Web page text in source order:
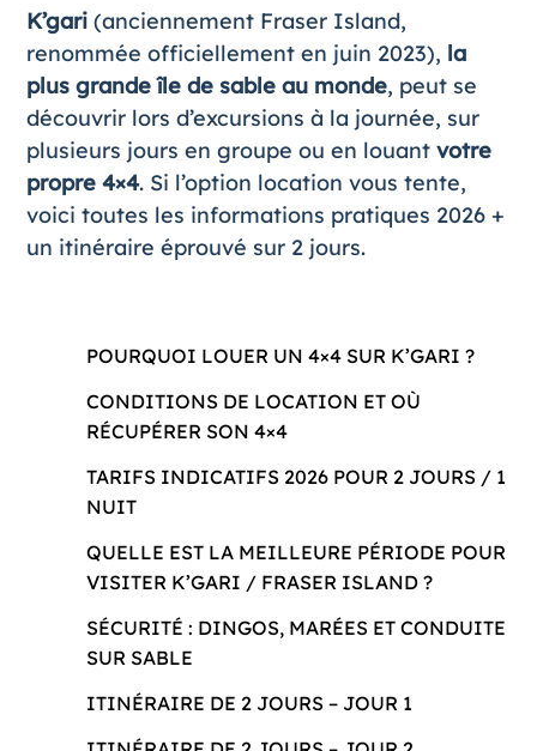
K’gari(anciennement Fraser Island,
renommée officiellement en juin 2023), la
plus grande île de sable au monde, peut se
découvrir lors d’excursions à la journée, sur
plusieurs jours en groupe ou en louant votre
propre 4×4. Si l’option location vous tente,
voici toutes les informations pratiques 2026 +
un itinéraire éprouvé sur 2 jours.
POURQUOI LOUER UN 4×4 SUR K’GARI ?
CONDITIONS DE LOCATION ET OÙ
RÉCUPÉRER SON 4×4
TARIFS INDICATIFS 2026 POUR 2 JOURS / 1
NUIT
QUELLE EST LA MEILLEURE PÉRIODE POUR
VISITER K’GARI / FRASER ISLAND ?
SÉCURITÉ : DINGOS, MARÉES ET CONDUITE
SUR SABLE
ITINÉRAIRE DE 2 JOURS – JOUR 1